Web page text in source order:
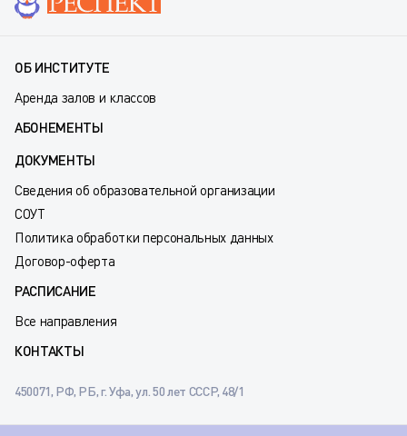
ОБ ИНСТИТУТЕ
Аренда залов и классов
АБОНЕМЕНТЫ
ДОКУМЕНТЫ
Сведения об образовательной организации
СОУТ
Политика обработки персональных данных
Договор-оферта
РАСПИСАНИЕ
Все направления
КОНТАКТЫ
450071, РФ, РБ, г. Уфа, ул. 50 лет СССР, 48/1